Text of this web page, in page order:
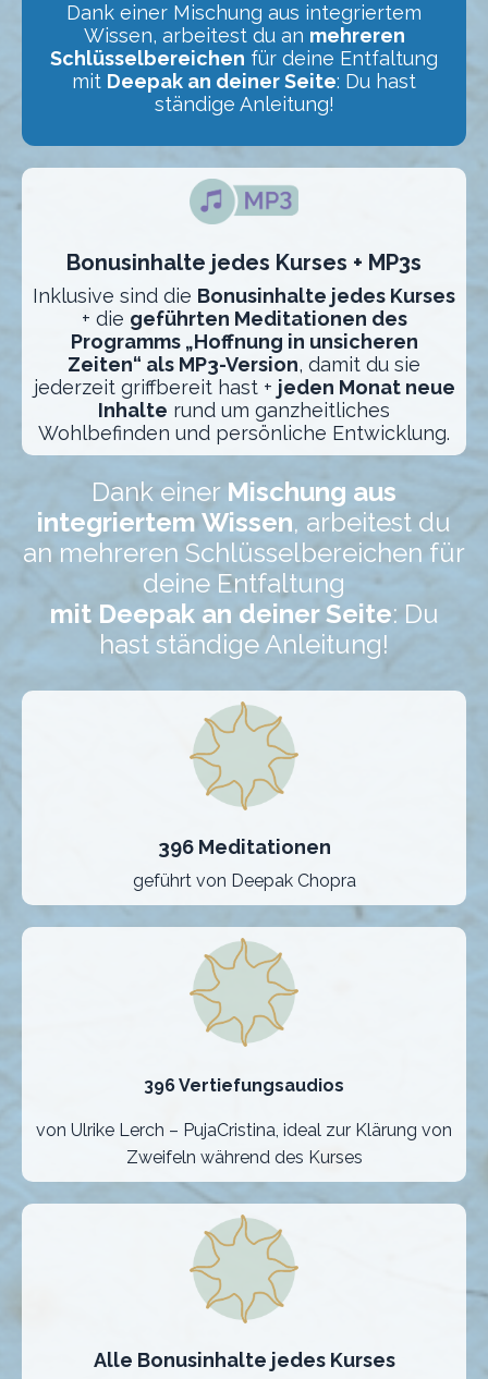
Dank einer Mischung aus integriertem
Wissen, arbeitest du an mehreren
Schlüsselbereichen für deine Entfaltung
mit Deepak an deiner Seite: Du hast
ständige Anleitung!
Bonusinhalte jedes Kurses + MP3s
Inklusive sind die Bonusinhalte jedes Kurses
+ die geführten Meditationen des
Programms „Hoffnung in unsicheren
Zeiten“ als MP3-Version, damit du sie
jederzeit griffbereit hast + jeden Monat neue
Inhalte rund um ganzheitliches
Wohlbefinden und persönliche Entwicklung.
Dank einer Mischung aus
integriertem Wissen, arbeitest du
an mehreren Schlüsselbereichen für
deine Entfaltung
mit Deepak an deiner Seite: Du
hast ständige Anleitung!
396 Meditationen
geführt von Deepak Chopra
396 Vertiefungsaudios
von Ulrike Lerch – PujaCristina, ideal zur Klärung von
Zweifeln während des Kurses
Alle Bonusinhalte jedes Kurses